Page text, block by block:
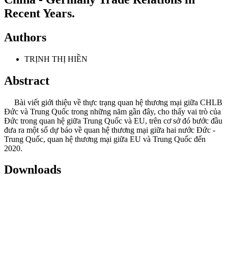
Recent Years.
Authors
TRỊNH THỊ HIỀN
Abstract
Bài viết giới thiệu về thực trạng quan hệ thương mại giữa CHLB
Đức và Trung Quốc trong những năm gần đây, cho thấy vai trò của
Đức trong quan hệ giữa Trung Quốc và EU, trên cơ sở đó bước đầu
đưa ra một số dự báo về quan hệ thương mại giữa hai nước Đức -
Trung Quốc, quan hệ thương mại giữa EU và Trung Quốc đến
2020.
Downloads